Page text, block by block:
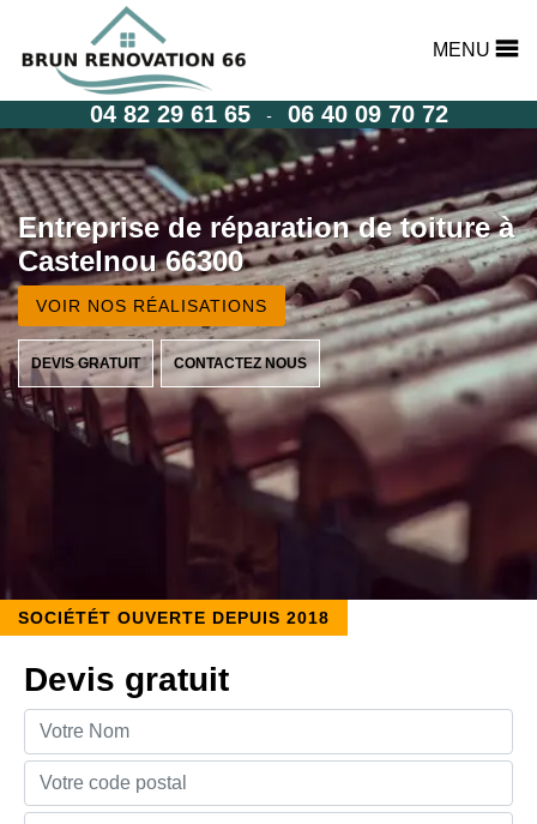
MENU
04 82 29 61 65 - 06 40 09 70 72
Entreprise de réparation de toiture à
Castelnou 66300
VOIR NOS RÉALISATIONS
DEVIS GRATUIT CONTACTEZ NOUS
SOCIÉTÉT OUVERTE DEPUIS 2018
Devis gratuit